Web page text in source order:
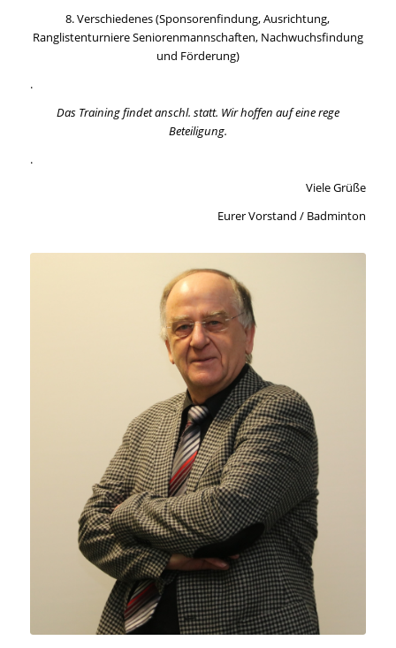
8. Verschiedenes (Sponsorenfindung, Ausrichtung,
Ranglistenturniere Seniorenmannschaften, Nachwuchsfindung
und Förderung)
.
Das Training findet anschl. statt. Wir hoffen auf eine rege
Beteiligung.
.
Viele Grüße
Eurer Vorstand / Badminton